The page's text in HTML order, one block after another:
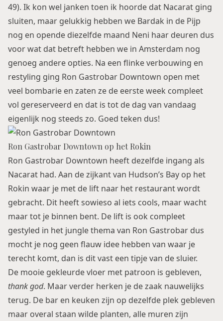
49). Ik kon wel janken toen ik hoorde dat Nacarat ging
sluiten, maar gelukkig hebben we Bardak in de Pijp
nog en opende diezelfde maand Neni haar deuren dus
voor wat dat betreft hebben we in Amsterdam nog
genoeg andere opties. Na een flinke verbouwing en
restyling ging Ron Gastrobar Downtown open met
veel bombarie en zaten ze de eerste week compleet
vol gereserveerd en dat is tot de dag van vandaag
eigenlijk nog steeds zo. Goed teken dus!
Ron Gastrobar Downtown op het Rokin
Ron Gastrobar Downtown heeft dezelfde ingang als
Nacarat had. Aan de zijkant van Hudson’s Bay op het
Rokin waar je met de lift naar het restaurant wordt
gebracht. Dit heeft sowieso al iets cools, maar wacht
maar tot je binnen bent. De lift is ook compleet
gestyled in het jungle thema van Ron Gastrobar dus
mocht je nog geen flauw idee hebben van waar je
terecht komt, dan is dit vast een tipje van de sluier.
De mooie gekleurde vloer met patroon is gebleven,
thank god. Maar verder herken je de zaak nauwelijks
terug. De bar en keuken zijn op dezelfde plek gebleven
maar overal staan wilde planten, alle muren zijn